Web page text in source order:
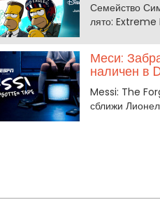
Семейство
лято:
Меси:
наличен в
Messi: The
сближи